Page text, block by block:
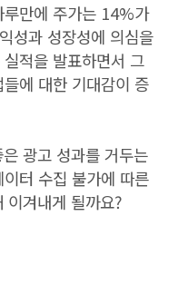
만에 주가는 14%가
성과 성장성에 의심을
적을 발표하면서 그
에 대한 기대감이 증
광고 성과를 거두는
터 수집 불가에 따른
이겨내게 될까요?